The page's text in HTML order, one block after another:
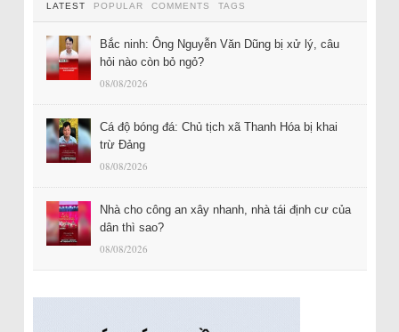
LATEST POPULAR COMMENTS TAGS
Bắc ninh: Ông Nguyễn Văn Dũng bị xử lý, câu
hỏi nào còn bỏ ngỏ?
08/08/2026
Cá độ bóng đá: Chủ tịch xã Thanh Hóa bị khai
trừ Đảng
08/08/2026
Nhà cho công an xây nhanh, nhà tái định cư của
dân thì sao?
08/08/2026